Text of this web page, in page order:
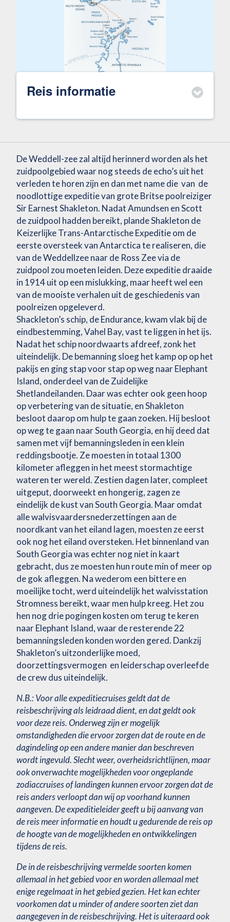
Reis informatie
De Weddell-zee zal altijd herinnerd worden als het
zuidpoolgebied waar nog steeds de echo’s uit het
verleden te horen zijn en dan met name die van de
noodlottige expeditie van grote Britse poolreiziger
Sir Earnest Shakleton. Nadat Amundsen en Scott
de zuidpool hadden bereikt, plande Shakleton de
Keizerlijke Trans-Antarctische Expeditie om de
eerste oversteek van Antarctica te realiseren, die
van de Weddellzee naar de Ross Zee via de
zuidpool zou moeten leiden. Deze expeditie draaide
in 1914 uit op een mislukking, maar heeft wel een
van de mooiste verhalen uit de geschiedenis van
poolreizen opgeleverd.
Shackleton’s schip, de Endurance, kwam vlak bij de
eindbestemming, Vahel Bay, vast te liggen in het ijs.
Nadat het schip noordwaarts afdreef, zonk het
uiteindelijk. De bemanning sloeg het kamp op op het
pakijs en ging stap voor stap op weg naar Elephant
Island, onderdeel van de Zuidelijke
Shetlandeilanden. Daar was echter ook geen hoop
op verbetering van de situatie, en Shakleton
besloot daarop om hulp te gaan zoeken. Hij besloot
op weg te gaan naar South Georgia, en hij deed dat
samen met vijf bemanningsleden in een klein
reddingsbootje. Ze moesten in totaal 1300
kilometer afleggen in het meest stormachtige
wateren ter wereld. Zestien dagen later, compleet
uitgeput, doorweekt en hongerig, zagen ze
eindelijk de kust van South Georgia. Maar omdat
alle walvisvaardersnederzettingen aan de
noordkant van het eiland lagen, moesten ze eerst
ook nog het eiland oversteken. Het binnenland van
South Georgia was echter nog niet in kaart
gebracht, dus ze moesten hun route min of meer op
de gok afleggen. Na wederom een bittere en
moeilijke tocht, werd uiteindelijk het walvisstation
Stromness bereikt, waar men hulp kreeg. Het zou
hen nog drie pogingen kosten om terug te keren
naar Elephant Island, waar de resterende 22
bemanningsleden konden worden gered. Dankzij
Shakleton’s uitzonderlijke moed,
doorzettingsvermogen en leiderschap overleefde
de crew dus uiteindelijk.
N.B.: Voor alle expeditiecruises geldt dat de
reisbeschrijving als leidraad dient, en dat geldt ook
voor deze reis. Onderweg zijn er mogelijk
omstandigheden die ervoor zorgen dat de route en de
dagindeling op een andere manier dan beschreven
wordt ingevuld. Slecht weer, overheidsrichtlijnen, maar
ook onverwachte mogelijkheden voor ongeplande
zodiaccruises of landingen kunnen ervoor zorgen dat de
reis anders verloopt dan wij op voorhand kunnen
aangeven. De expeditieleider geeft u bij aanvang van
de reis meer informatie en houdt u gedurende de reis op
de hoogte van de mogelijkheden en ontwikkelingen
tijdens de reis.
De in de reisbeschrijving vermelde soorten komen
allemaal in het gebied voor en worden allemaal met
enige regelmaat in het gebied gezien. Het kan echter
voorkomen dat u minder of andere soorten ziet dan
aangegeven in de reisbeschrijving. Het is uiteraard ook